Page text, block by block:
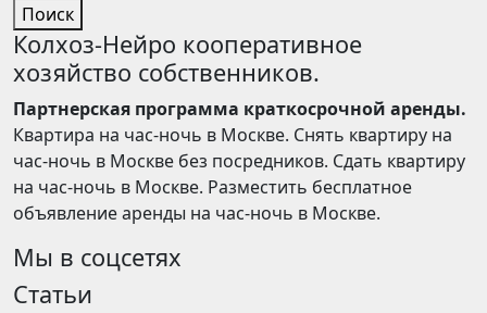
Поиск
Колхоз-Нейро кооперативное
хозяйство собственников.
Партнерская программа краткосрочной аренды.
Квартира на час-ночь в Москве. Снять квартиру на
час-ночь в Москве без посредников. Сдать квартиру
на час-ночь в Москве. Разместить бесплатное
объявление аренды на час-ночь в Москве.
Мы в соцсетях
Статьи